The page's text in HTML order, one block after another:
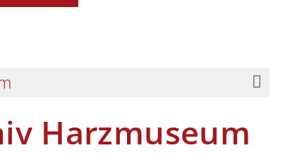
Harzmuseum